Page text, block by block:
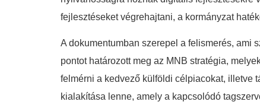
fejlesztéseket végrehajtani, a kormányzat
A dokumentumban szerepel a felismerés, ami
pontot határozott meg az MNB stratégia,
felmérni a kedvező külföldi célpiacokat, illetve
kialakítása lenne, amely a kapcsolódó